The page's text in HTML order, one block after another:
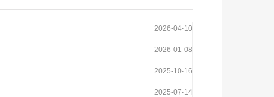
2026-04-10
2026-01-08
2025-10-16
2025-07-14